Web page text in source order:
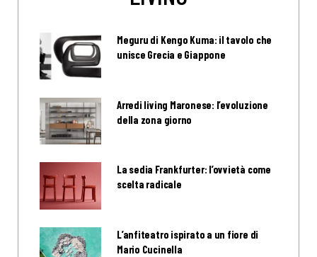
Meguru di Kengo Kuma: il tavolo che
unisce Grecia e Giappone
Arredi living Maronese: l’evoluzione
della zona giorno
La sedia Frankfurter: l’ovvietà come
scelta radicale
L’anfiteatro ispirato a un fiore di
Mario Cucinella